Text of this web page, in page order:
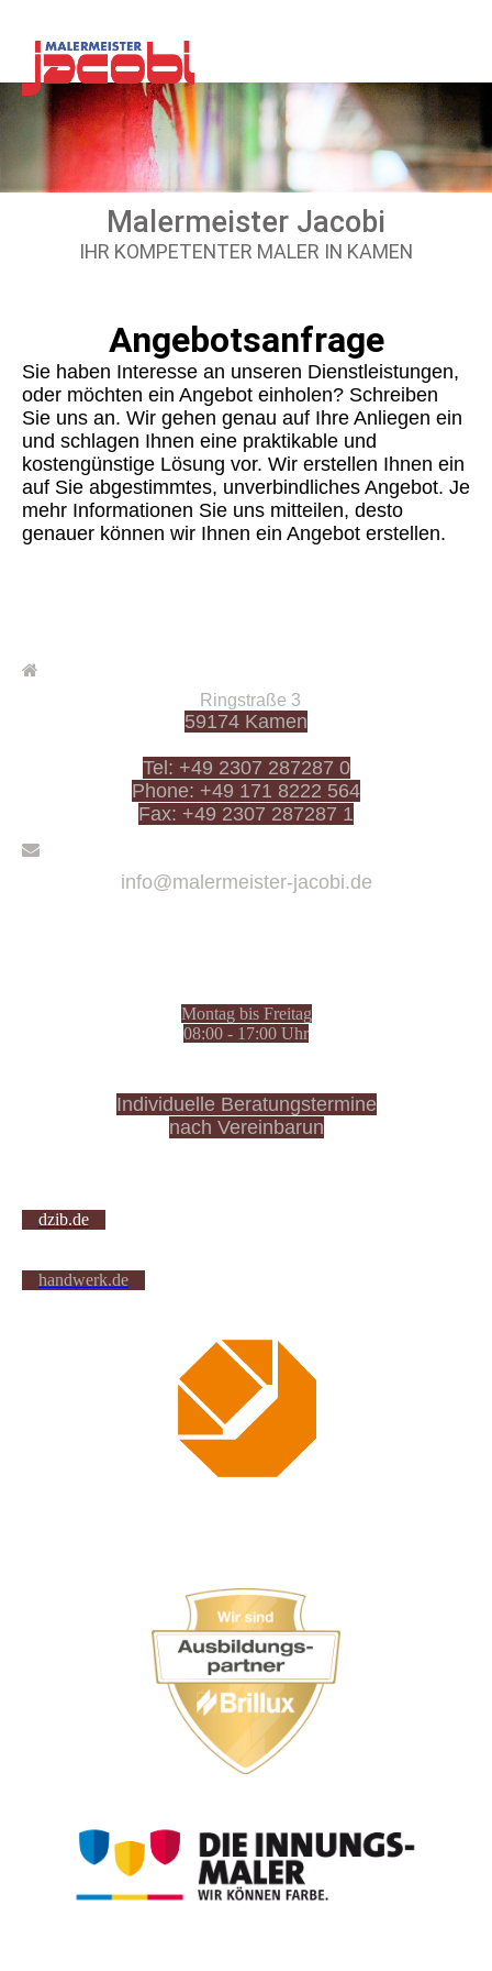
Malermeister Jacobi
IHR KOMPETENTER MALER IN KAMEN
Angebotsanfrage
Sie haben Interesse an unseren Dienstleistungen,
oder möchten ein Angebot einholen? Schreiben
Sie uns an. Wir gehen genau auf Ihre Anliegen ein
und schlagen Ihnen eine praktikable und
kostengünstige Lösung vor. Wir erstellen Ihnen ein
auf Sie abgestimmtes, unverbindliches Angebot. Je
mehr Informationen Sie uns mitteilen, desto
genauer können wir Ihnen ein Angebot erstellen.
Ringstraße 3
59174 Kamen
Tel: +49 2307 287287 0
Phone: +49 171 8222 564
Fax: +49 2307 287287 1
info@malermeister-jacobi.de
Montag bis Freitag
08:00 - 17:00 Uhr
Individuelle Beratungstermine
nach Vereinbarun
dzib.de
handwerk.de